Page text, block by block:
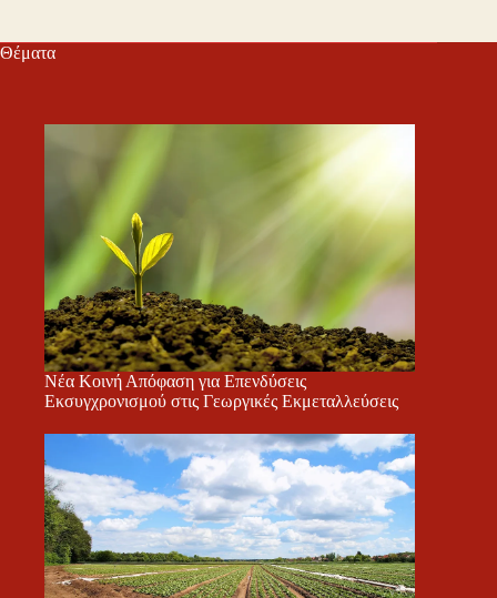
Θέματα
Νέα Κοινή Απόφαση για Επενδύσεις
Εκσυγχρονισμού στις Γεωργικές Εκμεταλλεύσεις